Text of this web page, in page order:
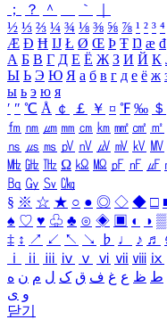
；
？ ＾ ｀
½ ⅓ ⅔ ¼ ¾ ⅛ ⅜ ⅝ ⅞ ¹ ² ³ ⁴
Æ Ð Ħ Ĳ Ł Ø Œ Þ Ŧ Ŋ æ đ
А Б В Г Д Е Ё Ж З И Й К
Ы Ь Э Ю Я а б в г д е ё ж
ы ь э ю я
′ ″ ℃ Å ￠ ￡ ￥ ¤ ℉ ‰ ＄
㎙ ㎚ ㎛ ㎜ ㎝ ㎞ ㎟ ㎠ ㎡
㎱ ㎲ ㎳ ㎴ ㎵ ㎶ ㎷ ㎸ ㎹
㎒ ㎓ ㎔ Ω ㏀ ㏁ ㎊ ㎋ ㎌
㏃ ㏉ ㏜ ㏆
§ ※ ☆ ★ ○ ● ◎ ◇ ◆ □
♠ ♡ ♥ ♧ ♣ ⊙ ◈ ▣ ◐ ◑ ▒
‡ ↕ ↗ ↙ ↖ ↘ ♭ ♩ ♪ ♬
ⅰ
ⅱ ⅲ ⅳ ⅴ ⅵ ⅶ ⅷ ⅸ
ط ظ ع غ ف ق ک ل م ن ه
و ی
닫기